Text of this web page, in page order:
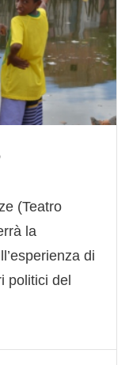
(Teatro
la
di
politici del